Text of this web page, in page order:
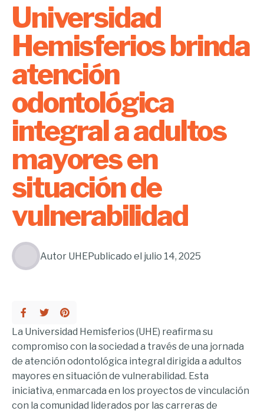
Universidad
Hemisferios brinda
atención
odontológica
integral a adultos
mayores en
situación de
vulnerabilidad
Autor UHEPublicado el julio 14, 2025
La Universidad Hemisferios (UHE) reafirma su
compromiso con la sociedad a través de una jornada
de atención odontológica integral dirigida a adultos
mayores en situación de vulnerabilidad. Esta
iniciativa, enmarcada en los proyectos de vinculación
con la comunidad liderados por las carreras de